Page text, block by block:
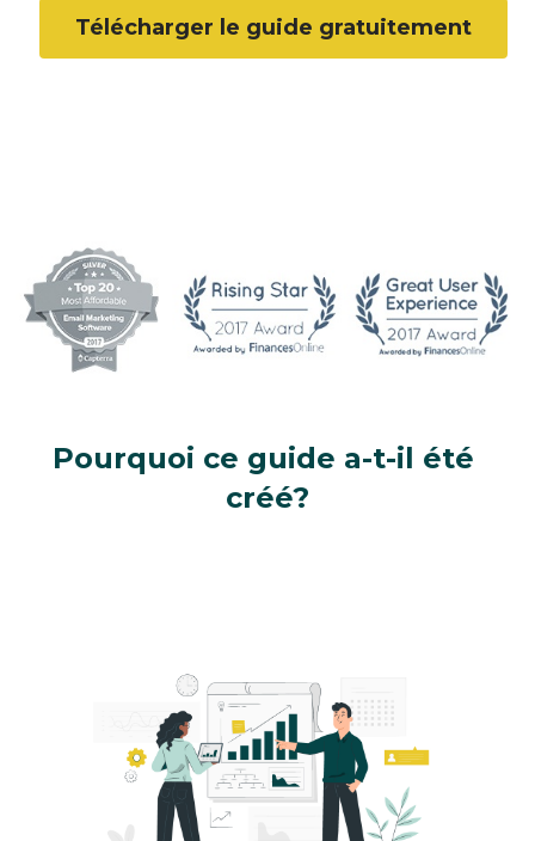
Télécharger le guide gratuitement
Pourquoi ce guide a-t-il été
créé?